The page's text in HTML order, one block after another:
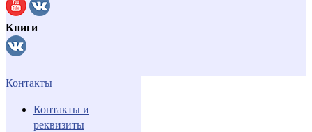
Книги
Контакты
Контакты и
реквизиты